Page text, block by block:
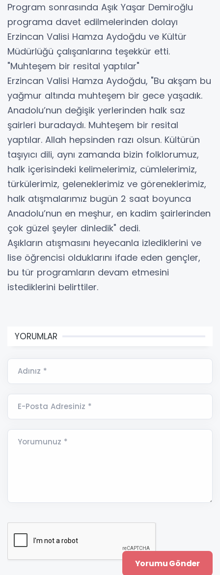
Program sonrasında Aşık Yaşar Demiroğlu
programa davet edilmelerinden dolayı
Erzincan Valisi Hamza Aydoğdu ve Kültür
Müdürlüğü çalışanlarına teşekkür etti.
"Muhteşem bir resital yaptılar"
Erzincan Valisi Hamza Aydoğdu, "Bu akşam bu
yağmur altında muhteşem bir gece yaşadık.
Anadolu’nun değişik yerlerinden halk saz
şairleri buradaydı. Muhteşem bir resital
yaptılar. Allah hepsinden razı olsun. Kültürün
taşıyıcı dili, aynı zamanda bizin folklorumuz,
halk içerisindeki kelimelerimiz, cümlelerimiz,
türkülerimiz, geleneklerimiz ve göreneklerimiz,
halk atışmalarımız bugün 2 saat boyunca
Anadolu’nun en meşhur, en kadim şairlerinden
çok güzel şeyler dinledik" dedi.
Aşıkların atışmasını heyecanla izlediklerini ve
lise öğrencisi olduklarını ifade eden gençler,
bu tür programların devam etmesini
istediklerini belirttiler.
YORUMLAR
Adınız *
E-Posta Adresiniz *
Yorumunuz *